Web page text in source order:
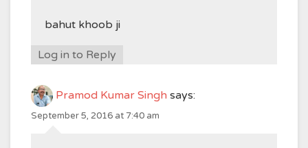
bahut khoob ji
Log in to Reply
Pramod Kumar Singh says:
September 5, 2016 at 7:40 am